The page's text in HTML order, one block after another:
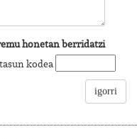
honetan berridatzi
igorri